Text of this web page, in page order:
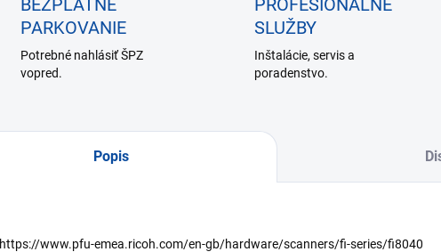
BEZPLATNÉ
PARKOVANIE
Potrebné nahlásiť ŠPZ
vopred.
PROFESIONÁLNE
SLUŽBY
Inštalácie, servis a
poradenstvo.
Popis
https://www.pfu-emea.ricoh.com/en-gb/hardware/scanners/fi-series/fi8040